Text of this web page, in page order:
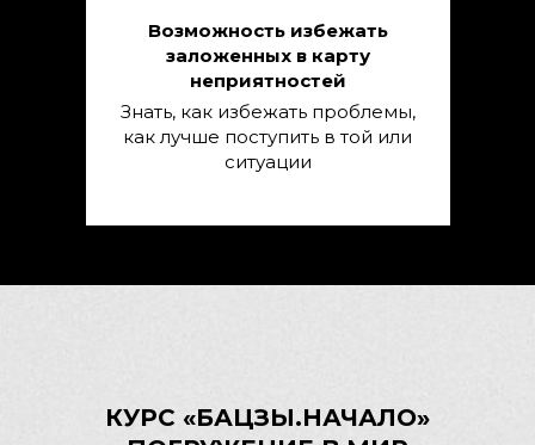
Знать, как избежать проблемы,
как лучше поступить в той или
ситуации
Возможность избежать
заложенных в карту
неприятностей
КУРС «БАЦЗЫ.НАЧАЛО»